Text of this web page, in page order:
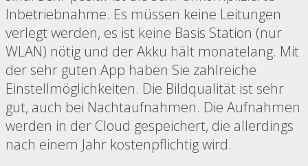
Inbetriebnahme. Es müssen keine Leitungen
verlegt werden, es ist keine Basis Station (nur
WLAN) nötig und der Akku hält monatelang. Mit
der sehr guten App haben Sie zahlreiche
Einstellmöglichkeiten. Die Bildqualität ist sehr
gut, auch bei Nachtaufnahmen. Die Aufnahmen
werden in der Cloud gespeichert, die allerdings
nach einem Jahr kostenpflichtig wird.